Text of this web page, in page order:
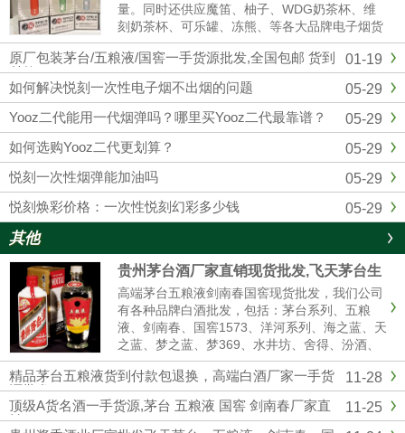
量。同时还供应魔笛、柚子、WDG奶茶杯、维
刻奶茶杯、可乐罐、冻熊、等各大品牌电子烟货
源批发拿货，我们是悦刻RELX官方一手供应
商，和全国各大实体店建立了紧密的合作关系，
确保产品从生产到销售环节...
01-19
原厂包装茅台/五粮液/国窖一手货源批发,全国包邮 货到
付款
05-29
如何解决悦刻一次性电子烟不出烟的问题
05-29
Yooz二代能用一代烟弹吗？哪里买Yooz二代最靠谱？
05-29
如何选购Yooz二代更划算？
05-29
悦刻一次性烟弹能加油吗
05-29
悦刻焕彩价格：一次性悦刻幻彩多少钱
其他
贵州茅台酒厂家直销现货批发,飞天茅台生
肖茅台全系列供应全国货到付款
高端茅台五粮液剑南春国窖现货批发，我们公司
有各种品牌白酒批发，包括：茅台系列、五粮
液、剑南春、国窖1573、洋河系列、海之蓝、天
之蓝、梦之蓝、梦369、水井坊、舍得、汾酒、
青红花郎等名酒，有高中低档白酒供你选择，我
们是白酒厂家一手货源渠道批发，价格美丽，诚
信经营,做工精细，口感纯正，合作共赢。名酒厂
家...
11-28
精品茅台五粮液货到付款包退换，高端白酒厂家一手货
源批发
11-25
顶级A货名酒一手货源,茅台 五粮液 国窖 剑南春厂家直
销